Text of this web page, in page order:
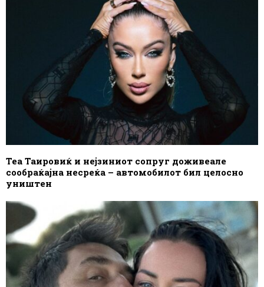
Теа Таировиќ и нејзиниот сопруг доживеале
сообраќајна несреќа – автомобилот бил целосно
уништен